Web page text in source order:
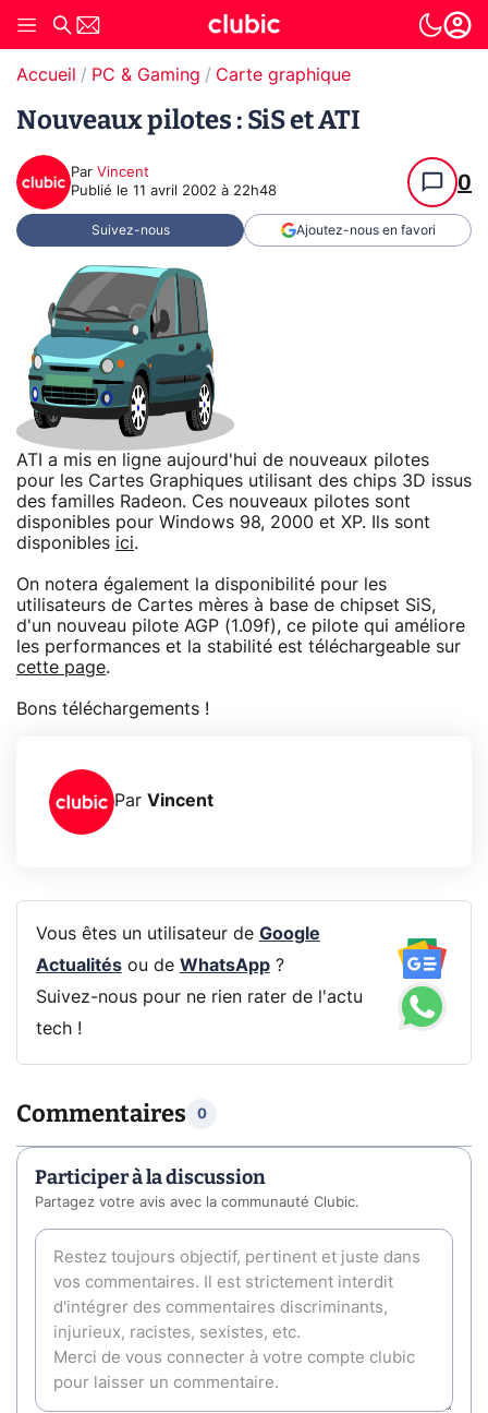
Accueil PC & Gaming Carte graphique
Nouveaux pilotes : SiS et ATI
Par Vincent
Publié le 11 avril 2002 à 22h48 0
Suivez-nous Ajoutez-nous en favori
ATI a mis en ligne aujourd'hui de nouveaux pilotes
pour les Cartes Graphiques utilisant des chips 3D issus
des familles Radeon. Ces nouveaux pilotes sont
disponibles pour Windows 98, 2000 et XP. Ils sont
disponibles ici.
On notera également la disponibilité pour les
utilisateurs de Cartes mères à base de chipset SiS,
d'un nouveau pilote AGP (1.09f), ce pilote qui améliore
les performances et la stabilité est téléchargeable sur
cette page.
Bons téléchargements !
Par Vincent
Vous êtes un utilisateur de Google
Actualitésou de WhatsApp?
Suivez-nous pour ne rien rater de l'actu
tech !
Commentaires 0
Participer à la discussion
Partagez votre avis avec la communauté Clubic.